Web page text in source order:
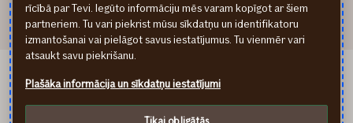
If Kindlustus EE
Privātuma noteikumi
rīcībā par Tevi. Iegūto informāciju mēs varam kopīgot ar šiem
partneriem. Tu vari piekrist mūsu sīkdatņu un identifikatoru
izmantošanai vai pielāgot savus iestatījumus. Tu vienmēr vari
atsaukt savu piekrišanu.
Plašāka informācija un sīkdatņu iestatījumi